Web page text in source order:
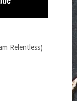
Relentless)